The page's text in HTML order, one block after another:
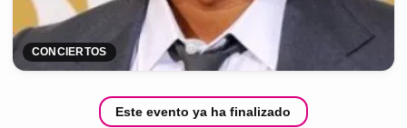
CONCIERTOS
Este evento ya ha finalizado